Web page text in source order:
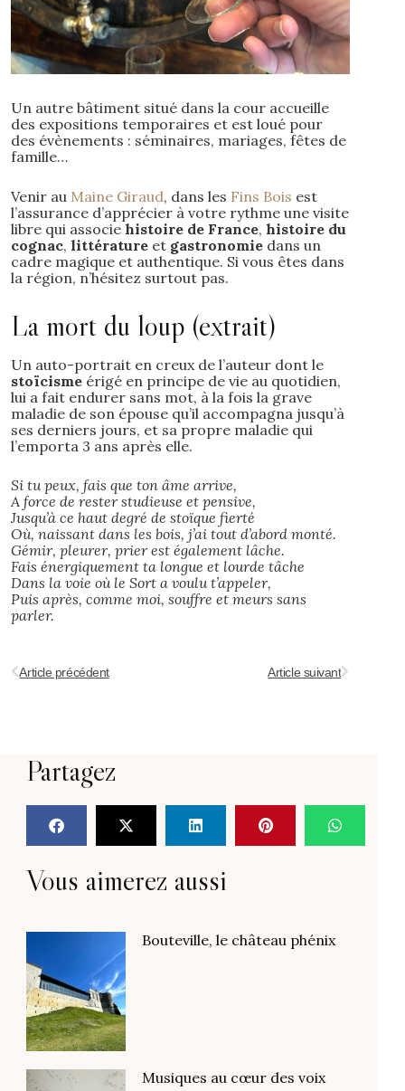
Un autre bâtiment situé dans la cour accueille
des expositions temporaires et est loué pour
des évènements : séminaires, mariages, fêtes de
famille…
Venir au Maine Giraud, dans les Fins Bois est
l’assurance d’apprécier à votre rythme une visite
libre qui associehistoire de France,histoire du
cognac,littérature et gastronomie dans un
cadre magique et authentique. Si vous êtes dans
la région, n’hésitez surtout pas.
La mort du loup (extrait)
Un auto-portrait en creux de l’auteur dont le
stoïcisme érigé en principe de vie au quotidien,
lui a fait endurer sans mot, à la fois la grave
maladie de son épouse qu’il accompagna jusqu’à
ses derniers jours, et sa propre maladie qui
l’emporta 3 ans après elle.
Si tu peux, fais que ton âme arrive,
A force de rester studieuse et pensive,
Jusqu’à ce haut degré de stoïque fierté
Où, naissant dans les bois, j’ai tout d’abord monté.
Gémir, pleurer, prier est également lâche.
Fais énergiquement ta longue et lourde tâche
Dans la voie où le Sort a voulu t’appeler,
Puis après, comme moi, souffre et meurs sans
parler.
Article précédent Article suivant
Partagez
Vous aimerez aussi
Bouteville, le château phénix
Musiques au cœur des voix